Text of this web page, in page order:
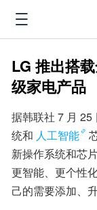
LG 推出搭
级家电产品
据韩联社 7 月 25
统和 人工智能
新操作系统和芯
更智能、更个性
己的需要添加、